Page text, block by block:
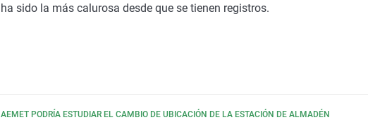
ha sido la más calurosa desde que se tienen registros.
AEMET PODRÍA ESTUDIAR EL CAMBIO DE UBICACIÓN DE LA ESTACIÓN DE ALMADÉN